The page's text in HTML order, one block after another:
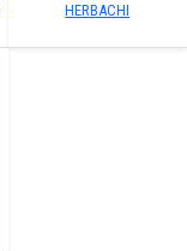
HERBACHI